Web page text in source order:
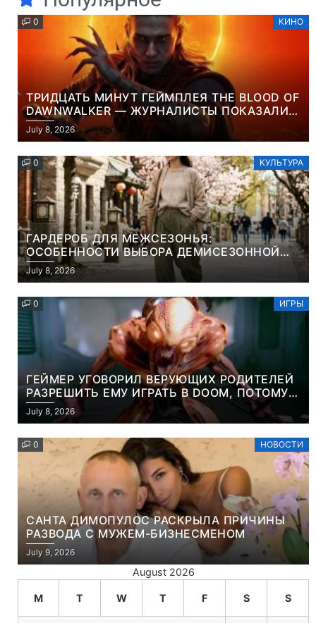
0 КИНО
ТРИДЦАТЬ МИНУТ ГЕЙМПЛЕЯ THE BLOOD OF
DAWNWALKER — ЖУРНАЛИСТЫ ПОКАЗАЛИ
НАЧАЛО НОВОЙ ИГРЫ ОТ ВЕТЕРАНОВ CD
PROJEKT RED
July 8, 2026
0 КУЛЬТУРА
ГАРДЕРОБ ДЛЯ МЕЖСЕЗОНЬЯ:
ОСОБЕННОСТИ ВЫБОРА ДЕМИСЕЗОННОЙ
ПАРКИ И ЭЛЕГАНТНОГО ЖЕНСКОГО ПЛАЩА
July 8, 2026
0 ИГРЫ
ГЕЙМЕР УГОВОРИЛ ВЕРУЮЩИХ РОДИТЕЛЕЙ
РАЗРЕШИТЬ ЕМУ ИГРАТЬ В DOOM, ПОТОМУ
ЧТО ЭТО ХРИСТИАНСКАЯ ИГРА ПРО
УБИЙСТВО ДЕМОНОВ
July 8, 2026
0 НОВОСТИ
САНТА ДИМОПУЛОС РАСКРЫЛА ПРИЧИНЫ
РАЗВОДА С МУЖЕМ-БИЗНЕСМЕНОМ
July 9, 2026
August 2026
M T W T F S S